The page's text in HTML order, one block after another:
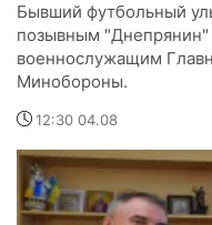
Бывший футбольный
позывным "Днепрянин"
военнослужащим
Минобороны.
12:30 04.08